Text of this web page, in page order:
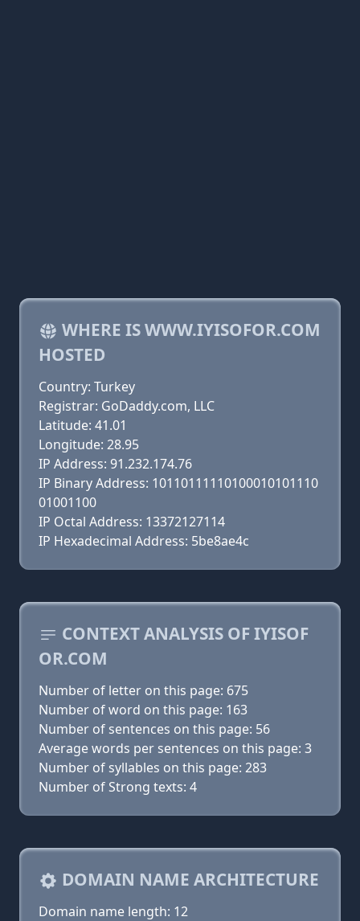
WHERE IS WWW.IYISOFOR.COM
HOSTED
Country: Turkey
Registrar: GoDaddy.com, LLC
Latitude: 41.01
Longitude: 28.95
IP Address: 91.232.174.76
IP Binary Address: 10110111110100010101110
01001100
IP Octal Address: 13372127114
IP Hexadecimal Address: 5be8ae4c
CONTEXT ANALYSIS OF IYISOF
OR.COM
Number of letter on this page: 675
Number of word on this page: 163
Number of sentences on this page: 56
Average words per sentences on this page: 3
Number of syllables on this page: 283
Number of Strong texts: 4
DOMAIN NAME ARCHITECTURE
Domain name length: 12